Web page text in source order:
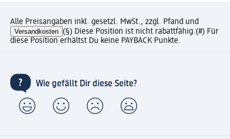
Alle Preisangaben inkl. gesetzl. MwSt., zzgl. Pfand und
Versandkosten (§) Diese Position ist nicht rabattfähig.(#) Für
diese Position erhältst Du keine PAYBACK Punkte.
Wie gefällt Dir diese Seite?